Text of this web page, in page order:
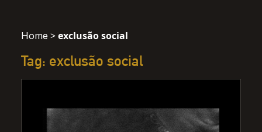
Home >exclusão social
Tag: exclusão social